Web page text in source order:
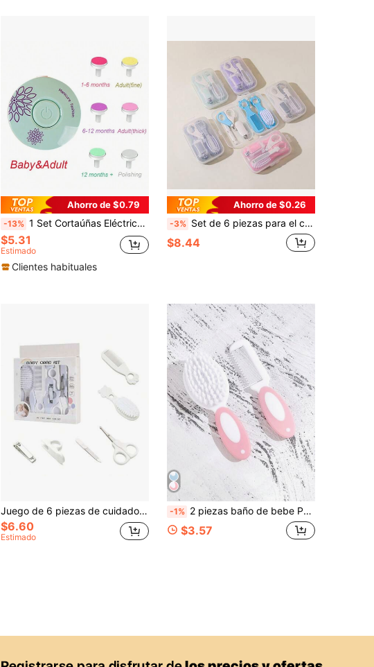
Ahorro de $0.79
-13% 1 Set Cortaúñas Eléctrico para Bebé, Kit Recortador de Uñas para Recién Nacidos con 6 Cabezales de Molienda Reemplazables, 3 para Adultos y 3 para Bebés, Diseño Ergonómico de Bajo Ruido, Juego de Belleza para Uñas de Bebés, Niños y Adultos
$5.31
Estimado
Clientes habituales
Ahorro de $0.26
-3% Set de 6 piezas para el cuidado del bebé, cortauñas para bebé, set de cuidado de uñas, set de regalo esencial para la guardería, regalo ideal para baby shower, fiesta de cumpleaños, mejor regalo para nuevos padres
$8.44
Juego de 6 piezas de cuidado para recién nacidos con diseño de dibujos animados con caja, juego de cuidado diario de uñas y cabello para recién nacidos, juego de aseo y manicura para bebés y niños pequeños, incluye peine y cepillo, cortauñas, tijeras, lima de uñas, juego de manicura para bebés, regalo ideal para baby shower
$6.60
Estimado
-1% 2 piezas baño de bebe Peine & Cepillo Set
$3.57